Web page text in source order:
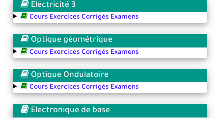
Electricité 3
Cours Exercices Corrigés Examens
Optique géométrique
Cours Exercices Corrigés Examens
Optique Ondulatoire
Cours Exercices Corrigés Examens
Electronique de base